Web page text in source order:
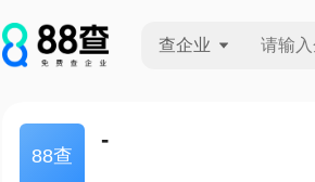
查企业
88查
-